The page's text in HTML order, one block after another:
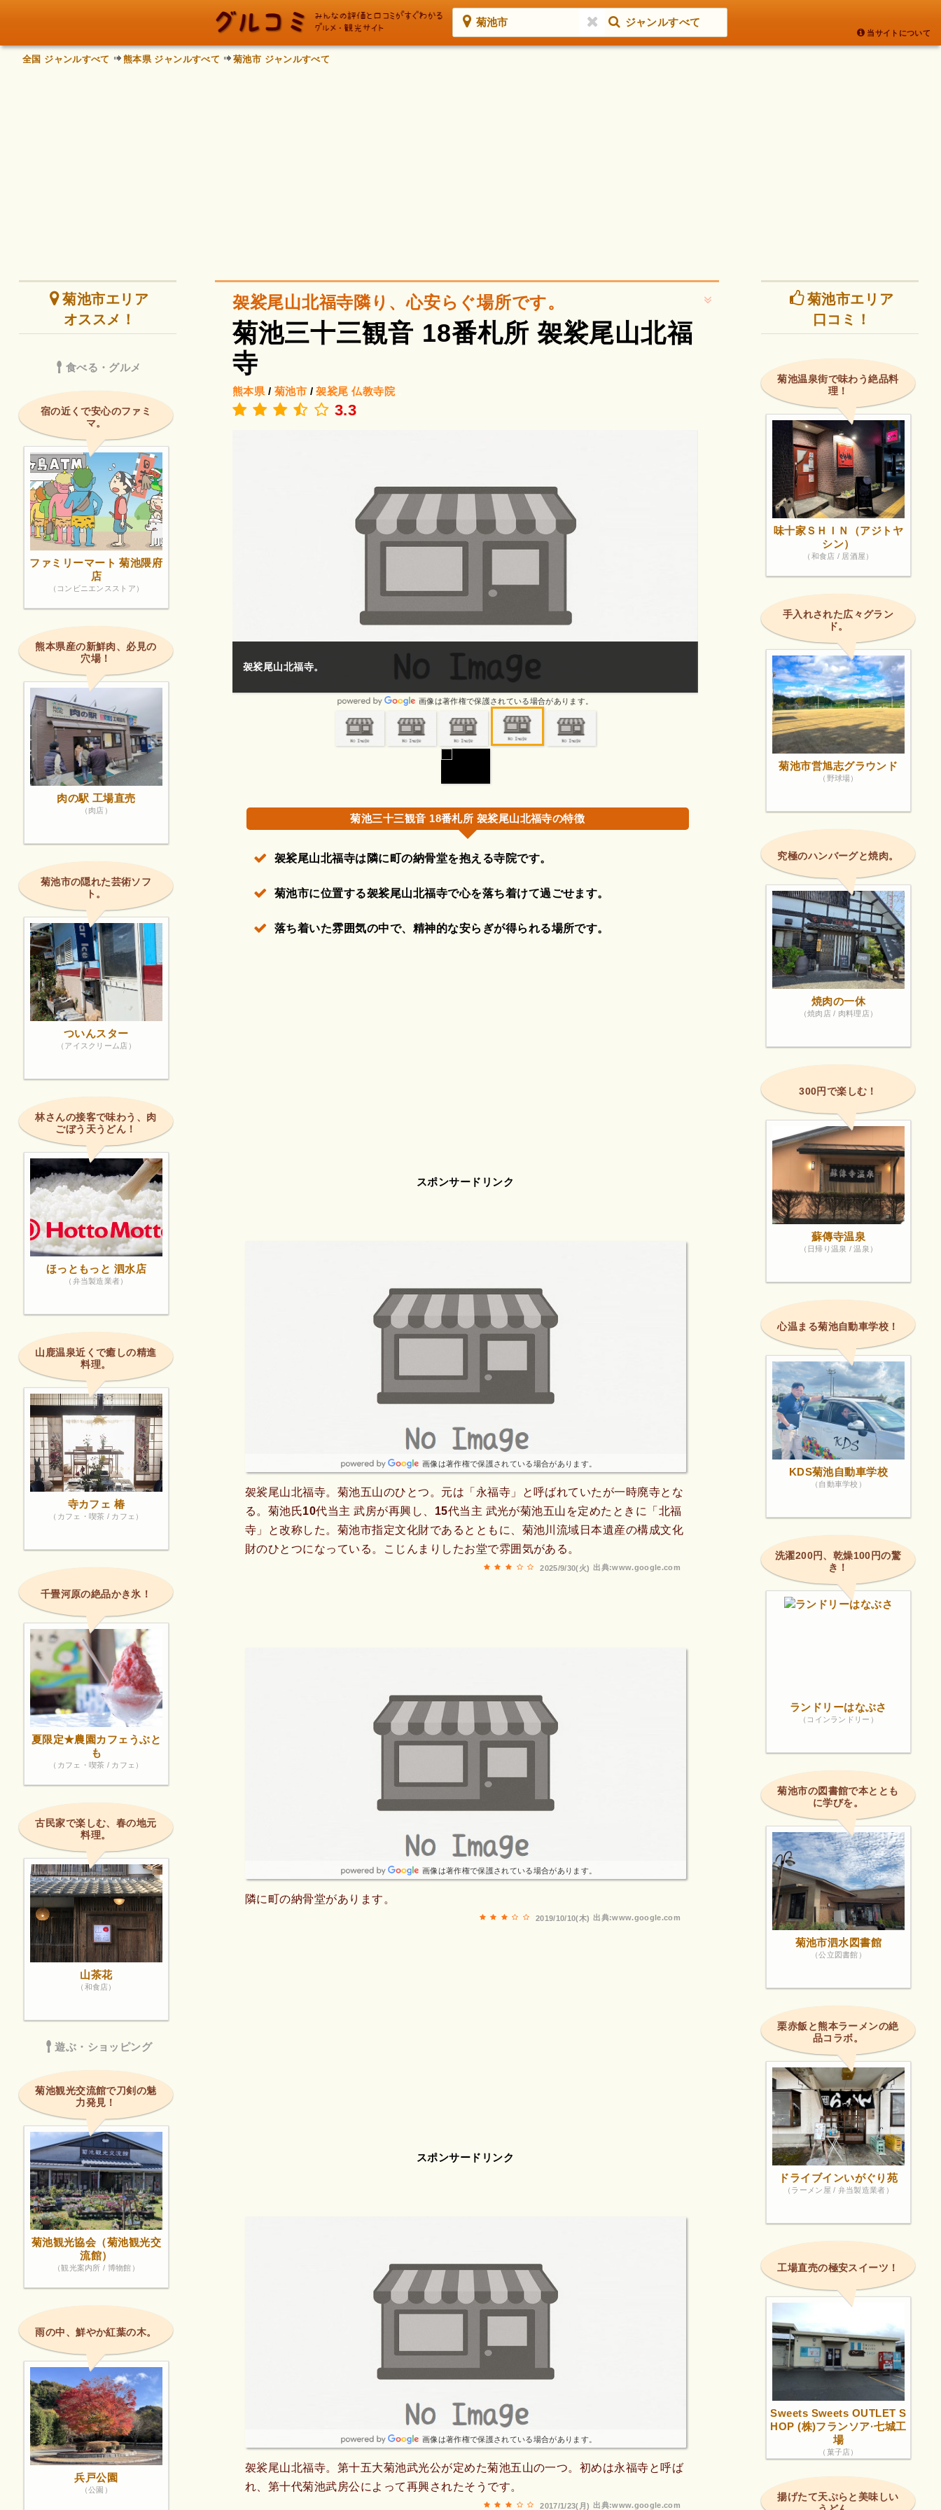
菊池市 ジャンルすべて
当サイトについて
全国 ジャンルすべて 熊本県 ジャンルすべて 菊池市 ジャンルすべて
袈裟尾山北福寺隣り、心安らぐ場所です。
菊池三十三観音 18番札所 袈裟尾山北福
寺
熊本県 / 菊池市 /袈裟尾 仏教寺院
3.3
保護されている場合があります。
隣に町の納骨堂があります。
画像は著作権で保護されている場合があります。
袈裟尾山北福寺。
画像は著作権
菊池三十三観音 18番札所 袈裟尾山北福寺の特徴
袈裟尾山北福寺は隣に町の納骨堂を抱える寺院です。
菊池市に位置する袈裟尾山北福寺で心を落ち着けて過ごせます。
落ち着いた雰囲気の中で、精神的な安らぎが得られる場所です。
スポンサードリンク
画像は著作権で保護されている場合があります。
袈裟尾山北福寺。菊池五山のひとつ。元は「永福寺」と呼ばれていたが一時廃寺とな
る。菊池氏10代当主 武房が再興し、15代当主 武光が菊池五山を定めたときに「北福
寺」と改称した。菊池市指定文化財であるとともに、菊池川流域日本遺産の構成文化
財のひとつになっている。こじんまりしたお堂で雰囲気がある。
出典:www.google.com
2025/9/30(火)
画像は著作権で保護されている場合があります。
隣に町の納骨堂があります。
出典:www.google.com
2019/10/10(木)
スポンサードリンク
画像は著作権で保護されている場合があります。
袈裟尾山北福寺。第十五大菊池武光公が定めた菊池五山の一つ。初めは永福寺と呼ば
れ、第十代菊池武房公によって再興されたそうです。
出典:www.google.com
2017/1/23(月)
菊池市エリア
オススメ！
食べる・グルメ
宿の近くで安心のファミ
マ。
ファミリーマート 菊池隈府
店
（コンビニエンスストア）
熊本県産の新鮮肉、必見の
穴場！
肉の駅 工場直売
（肉店）
菊池市の隠れた芸術ソフ
ト。
ついんスター
（アイスクリーム店）
林さんの接客で味わう、肉
ごぼう天うどん！
ほっともっと 泗水店
（弁当製造業者）
山鹿温泉近くで癒しの精進
料理。
寺カフェ 椿
（カフェ・喫茶 / カフェ）
千畳河原の絶品かき氷！
夏限定★農園カフェうぶと
も
（カフェ・喫茶 / カフェ）
古民家で楽しむ、春の地元
料理。
山茶花
（和食店）
遊ぶ・ショッピング
菊池観光交流館で刀剣の魅
力発見！
菊池観光協会（菊池観光交
流館）
（観光案内所 / 博物館）
雨の中、鮮やか紅葉の木。
兵戸公園
（公園）
菊池市エリア
口コミ！
菊池温泉街で味わう絶品料
理！
味十家ＳＨＩＮ（アジトヤ
シン）
（和食店 / 居酒屋）
手入れされた広々グラン
ド。
菊池市営旭志グラウンド
（野球場）
究極のハンバーグと焼肉。
焼肉の一休
（焼肉店 / 肉料理店）
300円で楽しむ！
蘇傳寺温泉
（日帰り温泉 / 温泉）
心温まる菊池自動車学校！
KDS菊池自動車学校
（自動車学校）
洗濯200円、乾燥100円の驚
き！
ランドリーはなぶさ
（コインランドリー）
菊池市の図書館で本ととも
に学びを。
菊池市泗水図書館
（公立図書館）
栗赤飯と熊本ラーメンの絶
品コラボ。
ドライブインいがぐり苑
（ラーメン屋 / 弁当製造業者）
工場直売の極安スイーツ！
Sweets Sweets OUTLET S
HOP (株)フランソア·七城工
場
（菓子店）
揚げたて天ぷらと美味しい